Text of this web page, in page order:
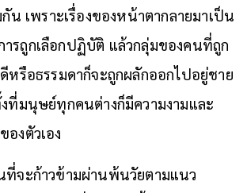
กัน เพราะเรื่องของหน้าตากลายมาเป็น
รถูกเลือกปฏิบัติ แล้วกลุ่มของคนที่ถูก
หรือธรรมดาก็จะถูกผลักออกไปอยู่ชาย
ที่มนุษย์ทุกคนต่างก็มีความงามและ
งตัวเอง
ที่จะก้าวข้ามผ่านพ้นวัยตามแนว